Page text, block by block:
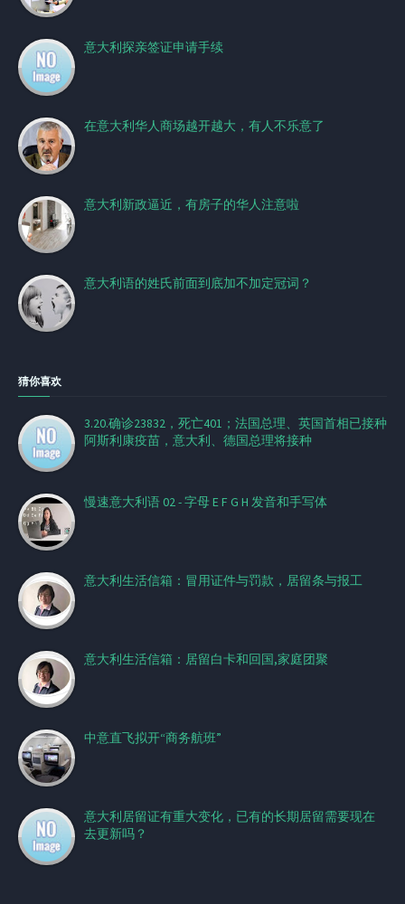
意大利探亲签证申请手续
在意大利华人商场越开越大，有人不乐意了
意大利新政逼近，有房子的华人注意啦
意大利语的姓氏前面到底加不加定冠词？
猜你喜欢
3.20.确诊23832，死亡401；​法国总理、英国首相已接种
阿斯利康疫苗，意大利、德国总理将接种
慢速意大利语 02 - 字母 E F G H 发音和手写体
意大利生活信箱：冒用证件与罚款，居留条与报工
意大利生活信箱：居留白卡和回国,家庭团聚
中意直飞拟开“商务航班”
意大利居留证有重大变化，已有的长期居留需要现在
去更新吗？